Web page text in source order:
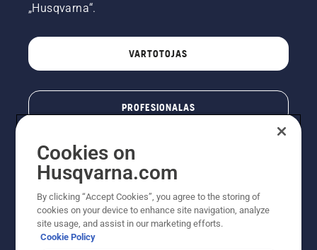
„Husqvarna“.
VARTOTOJAS
PROFESIONALAS
Cookies on
Husqvarna.com
By clicking “Accept Cookies”, you agree to the storing of
cookies on your device to enhance site navigation, analyze
site usage, and assist in our marketing efforts.
Cookie Policy